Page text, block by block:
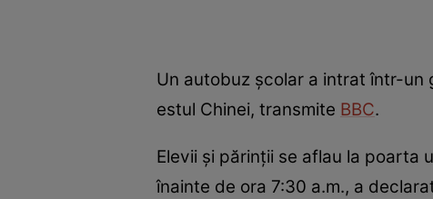
Un autobuz școlar a intrat într-un
estul Chinei, transmite BBC.
Elevii și părinții se aflau la poarta
înainte de ora 7:30 a.m., a